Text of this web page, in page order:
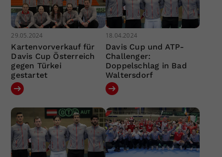
29.05.2024
Kartenvorverkauf für
Davis Cup Österreich
gegen Türkei
gestartet
18.04.2024
Davis Cup und ATP-
Challenger:
Doppelschlag in Bad
Waltersdorf